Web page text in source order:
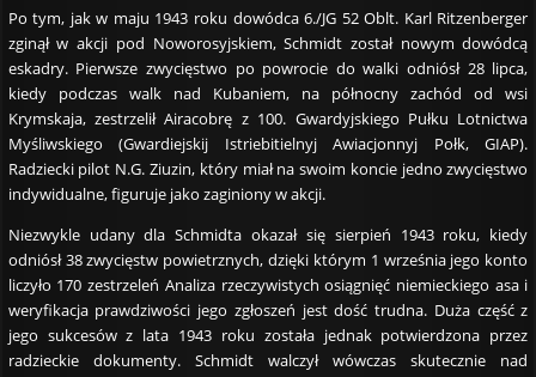
Po tym, jak w maju 1943 roku dowódca 6./JG 52 Oblt. Karl Ritzenberger
zginął w akcji pod Noworosyjskiem, Schmidt został nowym dowódcą
eskadry. Pierwsze zwycięstwo po powrocie do walki odniósł 28 lipca,
kiedy podczas walk nad Kubaniem, na północny zachód od wsi
Krymskaja, zestrzelił Airacobrę z 100. Gwardyjskiego Pułku Lotnictwa
Myśliwskiego (Gwardiejskij Istriebitielnyj Awiacjonnyj Połk, GIAP).
Radziecki pilot N.G. Ziuzin, który miał na swoim koncie jedno zwycięstwo
indywidualne, figuruje jako zaginiony w akcji.
Niezwykle udany dla Schmidta okazał się sierpień 1943 roku, kiedy
odniósł 38 zwycięstw powietrznych, dzięki którym 1 września jego konto
liczyło 170 zestrzeleń Analiza rzeczywistych osiągnięć niemieckiego asa i
weryfikacja prawdziwości jego zgłoszeń jest dość trudna. Duża część z
jego sukcesów z lata 1943 roku została jednak potwierdzona przez
radzieckie dokumenty. Schmidt walczył wówczas skutecznie nad